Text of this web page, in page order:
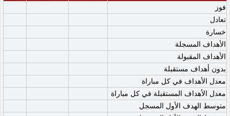
فوز
تعادل
خسارة
الأهداف المسجلة
الأهداف المقبولة
بدون أهداف مستقبلة
معدل الأهداف في كل مباراة
معدل الأهداف المستقبلة في كل مباراة
متوسط الهدف الأول المسجل